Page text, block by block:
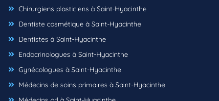
Chirurgiens plasticiens à Saint-Hyacinthe
Dentiste cosmétique à Saint-Hyacinthe
Dentistes à Saint-Hyacinthe
Endocrinologues à Saint-Hyacinthe
Gynécologues à Saint-Hyacinthe
Médecins de soins primaires à Saint-Hyacinthe